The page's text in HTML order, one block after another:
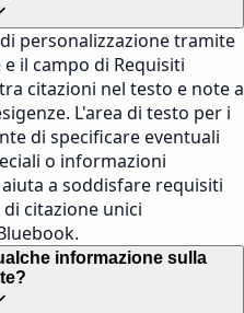
personalizzazione tramite
il campo di Requisiti
citazioni nel testo e note a
L'area di testo per i
di specificare eventuali
o informazioni
a soddisfare requisiti
citazione unici
informazione sulla